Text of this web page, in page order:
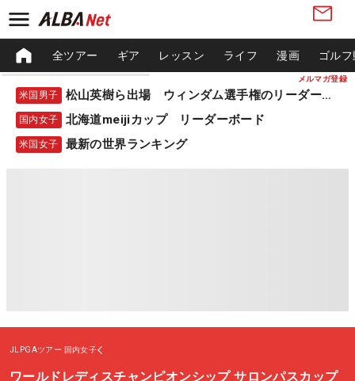
メルマガ登録
全ツアー ギア レッスン ライフ 漫画 ゴル
米国男子 松山英樹ら出場 ウィンダム選手権のリーダーボード
国内女子 北海道meijiカップ リーダーボード
米国女子 最新の世界ランキング
JLPGAツアー 国内女子
ワールドレディスチャンピオンシップ サロンパスカップ